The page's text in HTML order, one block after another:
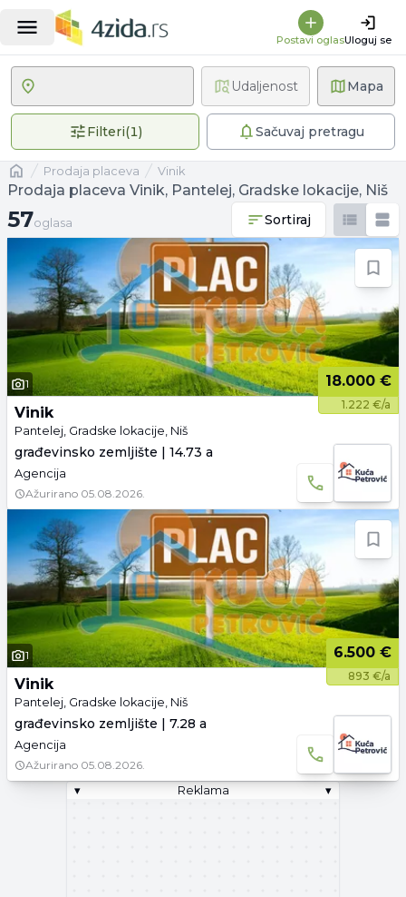
Postavi oglasUloguj se
Mapa
Filteri(1)1 primenjen filterSačuvaj pretragu
Udaljenost
Naslovnaprodaja placeva Vinik
Prodaja placeva Vinik, Pantelej, Gradske lokacije, Niš
57 oglasa
57oglasa Sortiraj
1 18.000 €
1.222 €/a
Vinik
Pantelej, Gradske lokacije, Niš
građevinsko zemljište | 14.73 a
Agencija
Ažurirano 05.08.2026.
1 6.500 €
893 €/a
Vinik
Pantelej, Gradske lokacije, Niš
građevinsko zemljište | 7.28 a
Agencija
Ažurirano 05.08.2026.
▾
Reklama ▾